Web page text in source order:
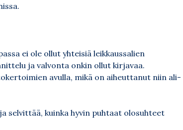
ei ole ollut yhteisiä leikkaussalien
ja valvonta onkin ollut kirjavaa.
avulla, mikä on aiheuttanut niin ali-
selvittää, kuinka hyvin puhtaat olosuhteet